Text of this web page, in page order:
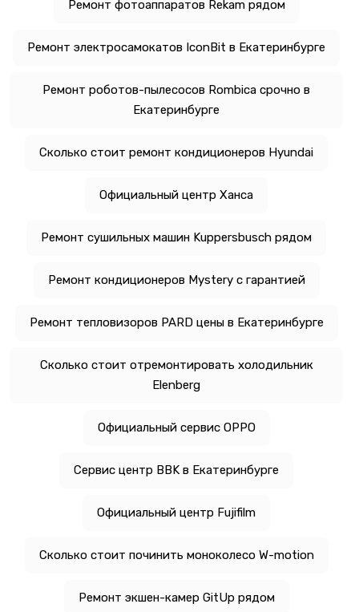
Ремонт фотоаппаратов Rekam рядом
Ремонт электросамокатов IconBit в Екатеринбурге
Ремонт роботов-пылесосов Rombica срочно в
Екатеринбурге
Сколько стоит ремонт кондиционеров Hyundai
Официальный центр Ханса
Ремонт сушильных машин Kuppersbusch рядом
Ремонт кондиционеров Mystery с гарантией
Ремонт тепловизоров PARD цены в Екатеринбурге
Сколько стоит отремонтировать холодильник
Elenberg
Официальный сервис OPPO
Сервис центр BBK в Екатеринбурге
Официальный центр Fujifilm
Сколько стоит починить моноколесо W-motion
Ремонт экшен-камер GitUp рядом